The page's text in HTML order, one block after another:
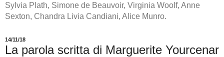
Sylvia Plath, Simone de Beauvoir, Virginia Woolf, Anne
Sexton, Chandra Livia Candiani, Alice Munro.
14/11/18
La parola scritta di Marguerite Yourcenar